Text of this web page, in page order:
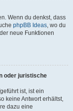
Wenn du denkst, dass
phpBB Ideas, wo du
neue Funktionen
oder juristische
ist, ist ein
keine Antwort erhältst,
dazu eine